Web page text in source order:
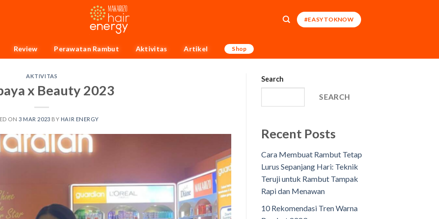
#EASYTOKNOW
Review Perawatan Rambut Aktivitas Artikel Shop
AKTIVITAS
x Beauty 2023
ON3 MAR 2023 BY HAIR ENERGY
Search
SEARCH
Recent Posts
Cara Membuat Rambut Tetap
Lurus Sepanjang Hari: Teknik
Teruji untuk Rambut Tampak
Rapi dan Menawan
10 Rekomendasi Tren Warna